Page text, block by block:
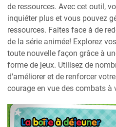
de ressources. Avec cet outil,
inquiéter plus et vous pouvez
ressources. Faites face à de
de la série animée! Explorez
toute nouvelle façon grâce à
forme de jeux. Utilisez de
d'améliorer et de renforcer
courage en vue des combats à